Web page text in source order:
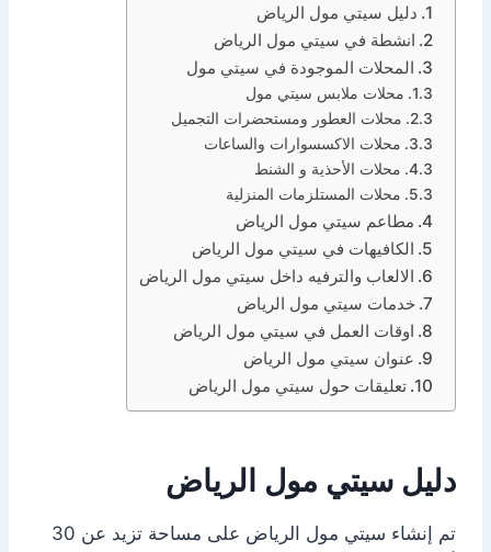
دليل سيتي مول الرياض
انشطة في سيتي مول الرياض
المحلات الموجودة في سيتي مول
محلات ملابس سيتي مول
محلات العطور ومستحضرات التجميل
محلات الاكسسوارات والساعات
محلات الأحذية و الشنط
محلات المستلزمات المنزلية
مطاعم سيتي مول الرياض
الكافيهات في سيتي مول الرياض
الالعاب والترفيه داخل سيتي مول الرياض
خدمات سيتي مول الرياض
اوقات العمل في سيتي مول الرياض
عنوان سيتي مول الرياض
تعليقات حول سيتي مول الرياض
دليل سيتي مول الرياض
تم إنشاء سيتي مول الرياض على مساحة تزيد عن 30